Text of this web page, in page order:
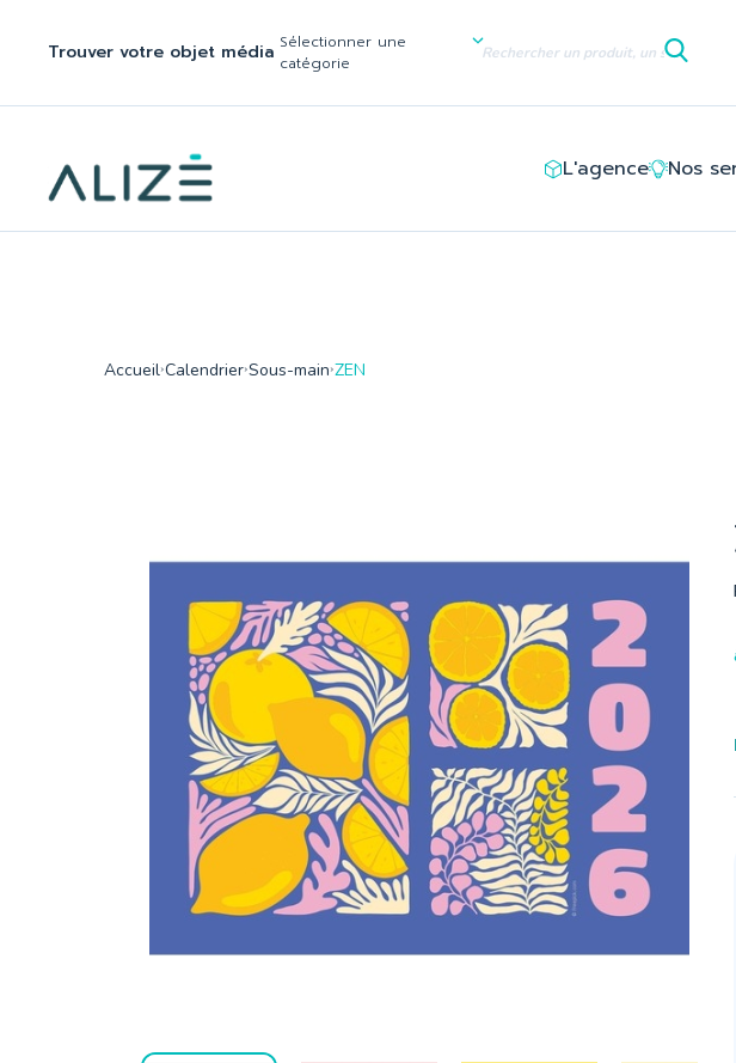
Trouver votre objet média Sélectionner une
catégorie
L'agence Nos
Accueil Calendrier Sous-main ZEN